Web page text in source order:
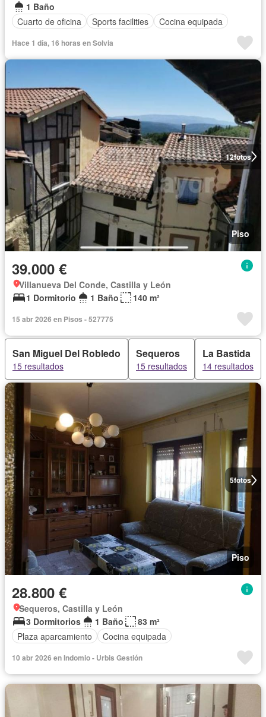
1 Baño
Cuarto de oficina
Sports facilities Cocina equipada
Hace 1 día, 16 horas en Solvia
12fotos
Piso
39.000 €
Villanueva Del Conde, Castilla y León
1 Dormitorio
1 Baño 140 m²
15 abr 2026 en Pisos - 527775
San Miguel Del Robledo
15 resultados
Sequeros
15 resultados
La Bastida
14 resultados
5fotos
Piso
28.800 €
Sequeros, Castilla y León
3 Dormitorios
1 Baño
83 m²
Plaza aparcamiento
Cocina equipada
10 abr 2026 en Indomio - Urbis Gestión